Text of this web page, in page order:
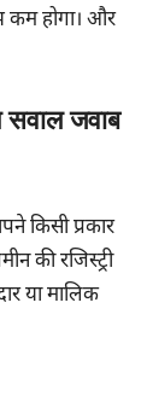
कम होगा। और
सवाल जवाब
किसी प्रकार
की रजिस्ट्री
या मालिक